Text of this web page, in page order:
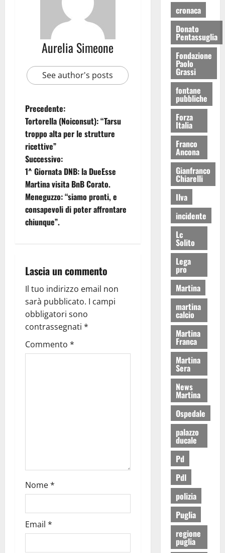
Aurelia Simeone
See author's posts
Precedente:
Tortorella (Noiconsut): “Tarsu
troppo alta per le strutture
ricettive”
Successivo:
1^ Giornata DNB: la DueEsse
Martina visita BnB Corato.
Meneguzzo: “siamo pronti, e
consapevoli di poter affrontare
chiunque”.
Lascia un commento
Il tuo indirizzo email non
sarà pubblicato. I campi
obbligatori sono
contrassegnati *
Commento *
Nome*
Email *
cronaca
Donato
Pentassuglia
Fondazione
Paolo
Grassi
fontane
pubbliche
Forza
Italia
Franco
Ancona
Gianfranco
Chiarelli
Ilva
incidente
Lc
Solito
Lega
pro
Martina
martina
calcio
Martina
Franca
Martina
Sera
News
Martina
Ospedale
palazzo
ducale
Pd
Pdl
polizia
Puglia
regione
puglia